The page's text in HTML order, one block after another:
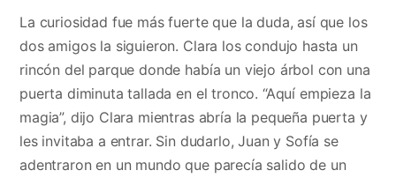
La curiosidad fue más fuerte que la duda, así que los
dos amigos la siguieron. Clara los condujo hasta un
rincón del parque donde había un viejo árbol con una
puerta diminuta tallada en el tronco. “Aquí empieza la
magia”, dijo Clara mientras abría la pequeña puerta y
les invitaba a entrar. Sin dudarlo, Juan y Sofía se
adentraron en un mundo que parecía salido de un